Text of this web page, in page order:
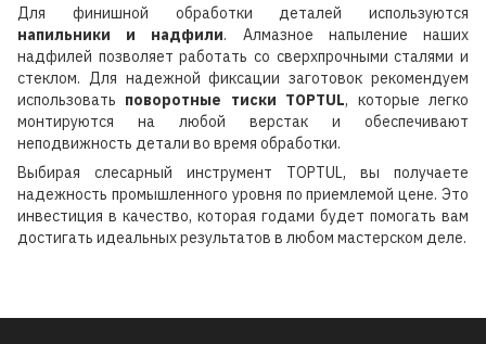
Для финишной обработки деталей используются
напильники и надфили. Алмазное напыление наших
надфилей позволяет работать со сверхпрочными сталями и
стеклом. Для надежной фиксации заготовок рекомендуем
использовать поворотные тиски TOPTUL, которые легко
монтируются на любой верстак и обеспечивают
неподвижность детали во время обработки.
Выбирая слесарный инструмент TOPTUL, вы получаете
надежность промышленного уровня по приемлемой цене. Это
инвестиция в качество, которая годами будет помогать вам
достигать идеальных результатов в любом мастерском деле.